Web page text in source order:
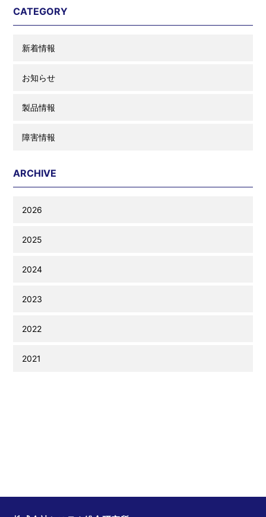
CATEGORY
新着情報
お知らせ
製品情報
障害情報
ARCHIVE
2026
2025
2024
2023
2022
2021